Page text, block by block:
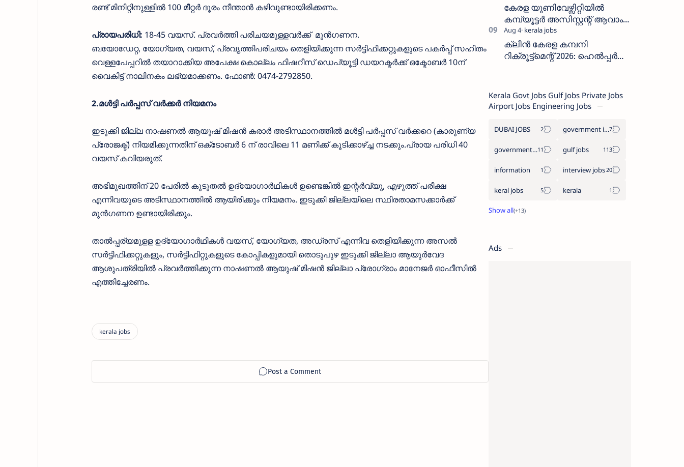
രണ്ട് മിനിറ്റിനുള്ളില്‍ 100 മീറ്റര്‍ ദൂരം നീന്താന്‍ കഴിവുണ്ടായിരിക്കണം.
പ്രായപരിധി: 18-45 വയസ്. പ്രവര്‍ത്തി പരിചയമുള്ളവര്‍ക്ക് മുന്‍ഗണന.
ബയോഡേറ്റ, യോഗ്യത, വയസ്, പ്രവൃത്തിപരിചയം തെളിയിക്കുന്ന സര്‍ട്ടിഫിക്കറ്റുകളുടെ പകര്‍പ്പ് സഹിതം
വെള്ളപേപ്പറില്‍ തയാറാക്കിയ അപേക്ഷ കൊല്ലം ഫിഷറീസ് ഡെപ്യൂട്ടി ഡയറക്ടര്‍ക്ക് ഒക്ടോബര്‍ 10ന്
വൈകിട്ട് നാലിനകം ലഭ്യമാക്കണം. ഫോണ്‍: 0474-2792850.
2.മള്‍ട്ടി പര്‍പ്പസ് വര്‍ക്കർ നിയമനം
ഇടുക്കി ജില്ല നാഷണല്‍ ആയുഷ് മിഷന്‍ കരാര്‍ അടിസ്ഥാനത്തില്‍ മള്‍ട്ടി പര്‍പ്പസ് വര്‍ക്കറെ (കാരുണ്യ
പ്രോജക്ട്) നിയമിക്കുന്നതിന് ഒക്‌ടോബര്‍ 6 ന് രാവിലെ 11 മണിക്ക് കൂടിക്കാഴ്ച്ച നടക്കും.പ്രായ പരിധി 40
വയസ് കവിയരുത്.
അഭിമുഖത്തിന് 20 പേരില്‍ കൂടുതല്‍ ഉദ്യോഗാർ‍ഥികള്‍ ഉണ്ടെങ്കില്‍ ഇന്റര്‍വ്യു, എഴുത്ത് പരീക്ഷ
എന്നിവയുടെ അടിസ്ഥാനത്തില്‍ ആയിരിക്കും നിയമനം. ഇടുക്കി ജില്ലയിലെ സ്ഥിരതാമസക്കാര്‍ക്ക്
മുന്‍ഗണന ഉണ്ടായിരിക്കും.
താൽപ്പര്യമുളള ഉദ്യോഗാര്‍ഥികള്‍ വയസ്, യോഗ്യത, അഡ്രസ് എന്നിവ തെളിയിക്കുന്ന അസൽ
സര്‍ട്ടിഫിക്കറ്റുകളും, സര്‍ട്ടിഫിറ്റുകളുടെ കോപ്പികളുമായി തൊടുപുഴ ഇടുക്കി ജില്ലാ ആയുര്‍വേദ
ആശുപത്രിയില്‍ പ്രവര്‍ത്തിക്കുന്ന നാഷണല്‍ ആയുഷ് മിഷന്‍ ജില്ലാ പ്രോഗ്രാം മാനേജര്‍ ഓഫീസില്‍
എത്തിച്ചേരണം.
11-ന്
കേരള യൂണിവേഴ്സിറ്റിയിൽ
കമ്പ്യൂട്ടർ അസിസ്റ്റന്റ് ആവാം
:അവസാന തീയതി: ഓഗസ്റ്റ് 5 ന്
ക്ലീൻ കേരള കമ്പനി
റിക്രൂട്ട്മെന്റ് 2026: ഹെൽപ്പർ
Kerala Govt Jobs Gulf Jobs Private Jobs
Airport Jobs Engineering Jobs
DUBAI JOBS government information
government jobs gulf jobs
information interview jobs
keral jobs kerala
Ads